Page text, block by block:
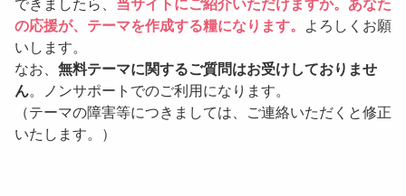
の応援が、テーマを作成する糧になります。 よろしくお願
いします。
なお、 無料テーマに関するご質問はお受けしておりませ
ん。ノンサポートでのご利用になります。
（テーマの障害等につきましては、ご連絡いただくと修正
いたします。）